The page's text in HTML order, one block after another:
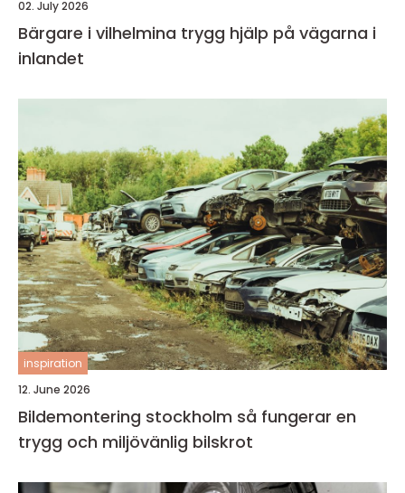
02. July 2026
Bärgare i vilhelmina trygg hjälp på vägarna i
inlandet
inspiration
12. June 2026
Bildemontering stockholm så fungerar en
trygg och miljövänlig bilskrot